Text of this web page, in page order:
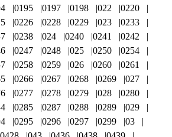
0195 0197 0198 022
0220
0226 0228 0229 023
0233
0238 024 0240 0241
0242
0247 0248 025 0250
0254
0258 0259 026 0260
0261
0266 0267 0268 0269
027
0277 0278 0279 028
0280
0285 0287 0288 0289
029
0295 0296 0297 0299
03